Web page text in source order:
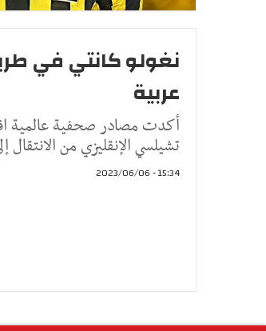
نغولو كانتي في
عربية
أكدت مصادر صحفية عالمية
تشيلسي الإنقليزي من
15:34 - 2023/06/06